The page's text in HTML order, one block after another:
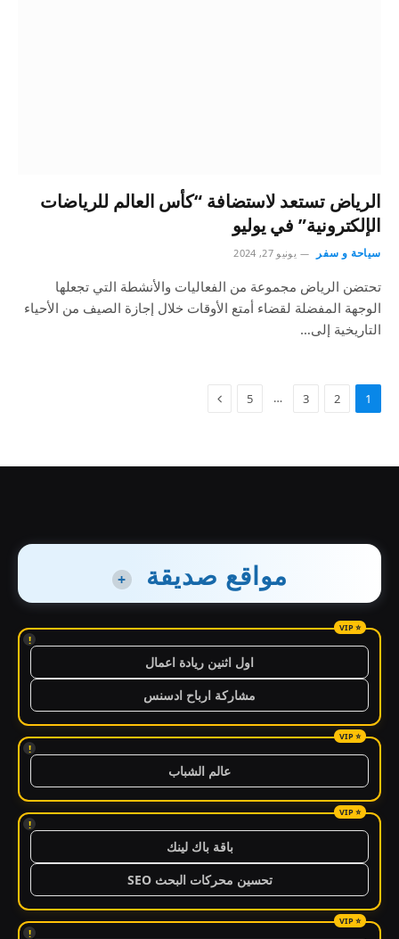
الرياض تستعد لاستضافة “كأس العالم للرياضات
الإلكترونية” في يوليو
سياحة و سفر يونيو 27, 2024
تحتضن الرياض مجموعة من الفعاليات والأنشطة التي تجعلها
الوجهة المفضلة لقضاء أمتع الأوقات خلال إجازة الصيف من الأحياء
التاريخية إلى…
1
2
3
…
5
مواقع صديقة +
!
اول اثنين ريادة اعمال
مشاركة ارباح ادسنس
!
عالم الشباب
!
باقة باك لينك
تحسين محركات البحث SEO
!